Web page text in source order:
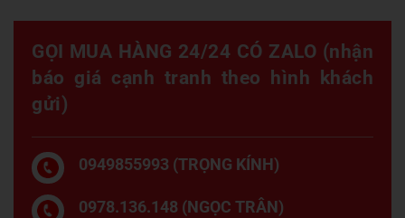
GỌI MUA HÀNG 24/24 CÓ ZALO (nhận
báo giá cạnh tranh theo hình khách
gửi)
0949855993 (TRỌNG KÍNH)
0978.136.148 (NGỌC TRÂN)